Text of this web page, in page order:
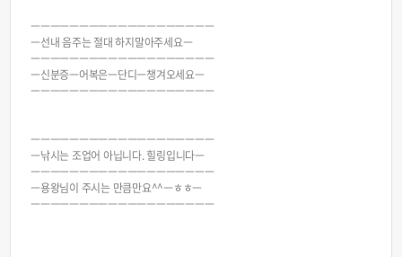
ㅡㅡㅡㅡㅡㅡㅡㅡㅡㅡㅡㅡㅡㅡㅡㅡㅡㅡㅡ
ㅡ선내 음주는 절대 하지말아주세요ㅡ
ㅡㅡㅡㅡㅡㅡㅡㅡㅡㅡㅡㅡㅡㅡㅡㅡㅡㅡㅡ
ㅡ신분증ㅡ어복은ㅡ단디ㅡ챙겨오세요ㅡ
ㅡㅡㅡㅡㅡㅡㅡㅡㅡㅡㅡㅡㅡㅡㅡㅡㅡㅡㅡ
ㅡㅡㅡㅡㅡㅡㅡㅡㅡㅡㅡㅡㅡㅡㅡㅡㅡㅡㅡ
ㅡ낚시는 조업어 아닙니다. 힐링입니다ㅡ
ㅡㅡㅡㅡㅡㅡㅡㅡㅡㅡㅡㅡㅡㅡㅡㅡㅡㅡㅡ
ㅡ용왕님이 주시는 만큼만요^^ㅡㅎㅎㅡ
ㅡㅡㅡㅡㅡㅡㅡㅡㅡㅡㅡㅡㅡㅡㅡㅡㅡㅡㅡ